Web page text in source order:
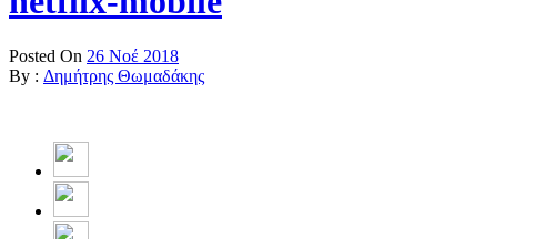
Posted On 26 Νοέ 2018
By : Δημήτρης Θωμαδάκης